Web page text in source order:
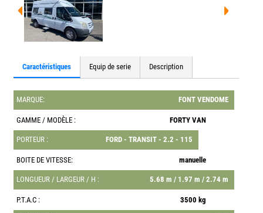
Caractéristiques Equip de serie Description
MARQUE: FONT VENDOME
GAMME / MODÈLE : FORTY VAN
PORTEUR : FORD - TRANSIT - 2.2 - 115
BOITE DE VITESSE: manuelle
LONGUEUR / LARGEUR / H : 5.68 m / 1.97 m / 2.74 m
P.T.A.C : 3500 kg